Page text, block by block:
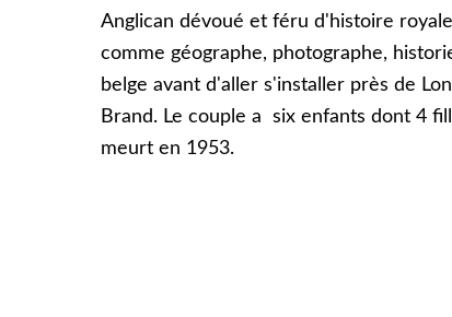
Anglican dévoué et féru d'histoire
comme géographe, photographe,
belge avant d'aller s'installer près de
Brand. Le couple a six enfants dont 4
meurt en 1953.